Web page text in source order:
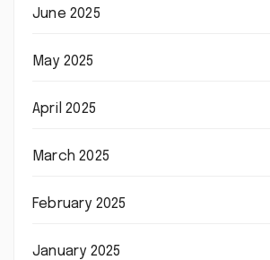
June 2025
May 2025
April 2025
March 2025
February 2025
January 2025